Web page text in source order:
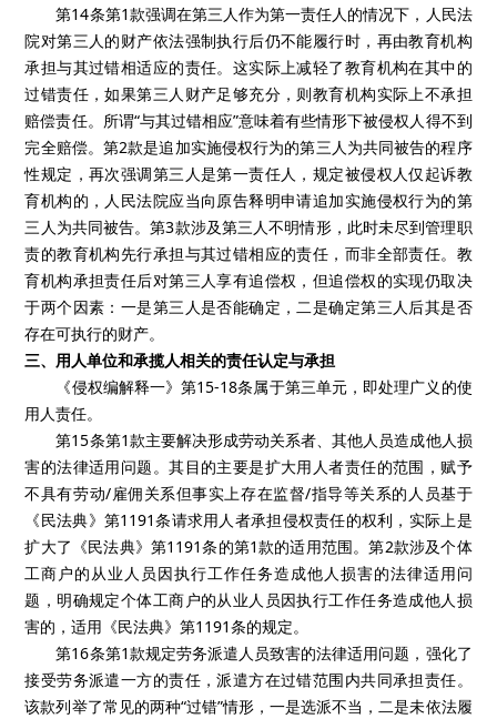
第14条第1款强调在第三人作为第一责任人的情况下，人民法
院对第三人的财产依法强制执行后仍不能履行时，再由教育机构
承担与其过错相适应的责任。这实际上减轻了教育机构在其中的
过错责任，如果第三人财产足够充分，则教育机构实际上不承担
赔偿责任。所谓“与其过错相应”意味着有些情形下被侵权人得不到
完全赔偿。第2款是追加实施侵权行为的第三人为共同被告的程序
性规定，再次强调第三人是第一责任人，规定被侵权人仅起诉教
育机构的，人民法院应当向原告释明申请追加实施侵权行为的第
三人为共同被告。第3款涉及第三人不明情形，此时未尽到管理职
责的教育机构先行承担与其过错相应的责任，而非全部责任。教
育机构承担责任后对第三人享有追偿权，但追偿权的实现仍取决
于两个因素：一是第三人是否能确定，二是确定第三人后其是否
存在可执行的财产。
三、用人单位和承揽人相关的责任认定与承担
《侵权编解释一》第15-18条属于第三单元，即处理广义的使
用人责任。
第15条第1款主要解决形成劳动关系者、其他人员造成他人损
害的法律适用问题。其目的主要是扩大用人者责任的范围，赋予
不具有劳动/雇佣关系但事实上存在监督/指导等关系的人员基于
《民法典》第1191条请求用人者承担侵权责任的权利，实际上是
扩大了《民法典》第1191条的第1款的适用范围。第2款涉及个体
工商户的从业人员因执行工作任务造成他人损害的法律适用问
题，明确规定个体工商户的从业人员因执行工作任务造成他人损
害的，适用《民法典》第1191条的规定。
第16条第1款规定劳务派遣人员致害的法律适用问题，强化了
接受劳务派遣一方的责任，派遣方在过错范围内共同承担责任。
该款列举了常见的两种“过错”情形，一是选派不当，二是未依法履